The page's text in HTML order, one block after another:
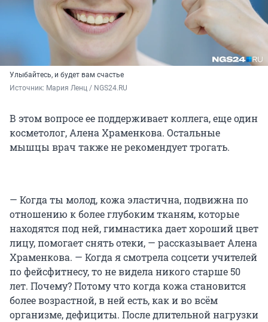
Улыбайтесь, и будет вам счастье
Источник: Мария Ленц / NGS24.RU
В этом вопросе ее поддерживает коллега, еще один
косметолог, Алена Храменкова. Остальные
мышцы врач также не рекомендует трогать.
— Когда ты молод, кожа эластична, подвижна по
отношению к более глубоким тканям, которые
находятся под ней, гимнастика дает хороший цвет
лицу, помогает снять отеки, — рассказывает Алена
Храменкова. — Когда я смотрела соцсети учителей
по фейсфитнесу, то не видела никого старше 50
лет. Почему? Потому что когда кожа становится
более возрастной, в ней есть, как и во всём
организме, дефициты. После длительной нагрузки